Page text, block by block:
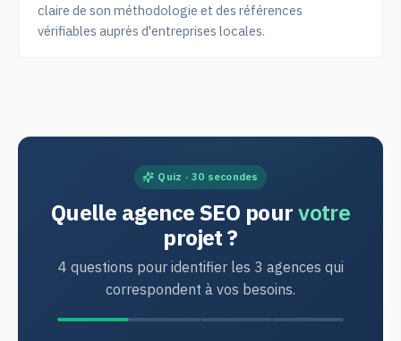
claire de son méthodologie et des références
vérifiables auprès d'entreprises locales.
Quiz · 30 secondes
Quelle agence SEO pourvotre
projet ?
4 questions pour identifier les 3 agences qui
correspondent à vos besoins.